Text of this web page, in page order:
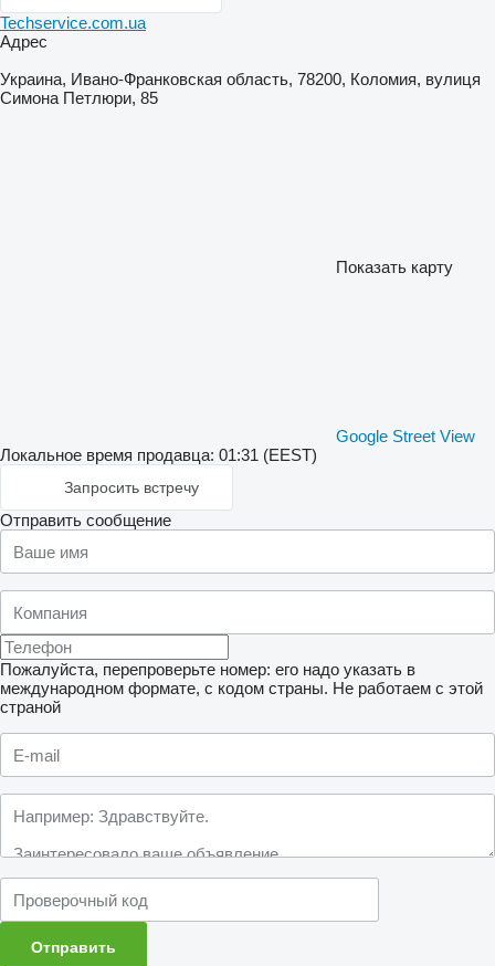
Techservice.com.ua
Адрес
Украина, Ивано-Франковская область, 78200, Коломия, вулиця
Симона Петлюри, 85
Показать карту
Google Street View
Локальное время продавца: 01:31 (EEST)
Запросить встречу
Отправить сообщение
Пожалуйста, перепроверьте номер: его надо указать в
международном формате, с кодом страны. Не работаем с этой
страной